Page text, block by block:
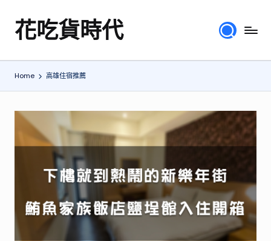
Skip花吃貨時代
分
地
旅
遊
行
Home 高雄住宿推薦